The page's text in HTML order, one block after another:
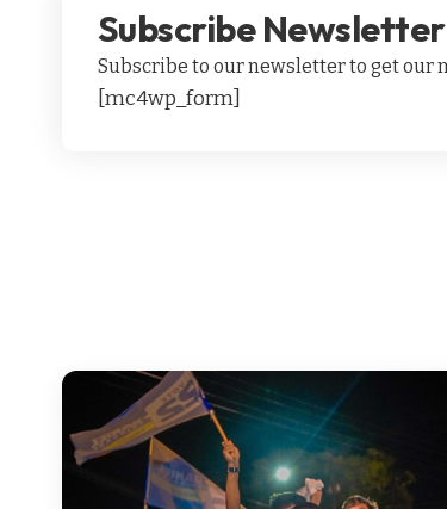
Subscribe Newsletter
Subscribe to our newsletter to get our
[mc4wp_form]